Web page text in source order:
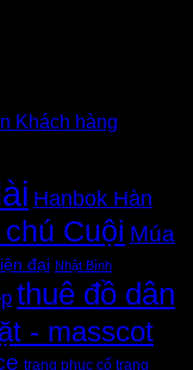
Khách hàng
Hanbok Hàn
Cuội Múa
đại Nhật Bình
thuê đồ dân
- masscot
trang phục cổ trang